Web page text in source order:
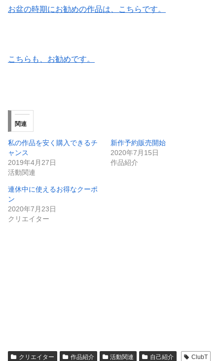
お盆の時期にお勧めの作品は、こちらです。
こちらも、お勧めです。
関連
私の作品を安く購入できるチ
ャンス
2019年4月27日
活動関連
新作予約販売開始
2020年7月15日
作品紹介
連休中に使えるお得なクーポ
ン
2020年7月23日
クリエイター
クリエイター 作品紹介 活動関連 自己紹介
ClubT